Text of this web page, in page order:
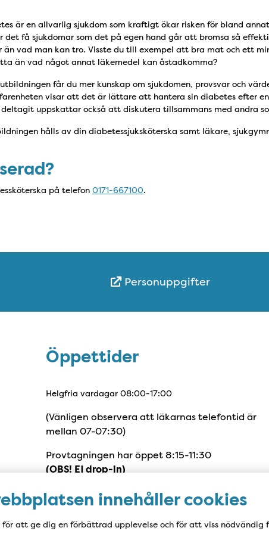
innehåller cookies
för att ge dig en förbättrad upplevelse och för att viss nödvändig
är en allvarlig sjukdom som kraftigt ökar risken för bland
det få sjukdomar som det på egen hand går att bromsa så
än vad man kan tro. Visste du till exempel att bra mat och ett
än vad något annat läkemedel kan åstadkomma?
får du mer kunskap om sjukdomen, provsvar och
visar att det är lättare att hantera sin diabetes efter
deltagit uppskattar också att diskutera tillsammans med andra
hålls av din diabetessjuksköterska samt läkare,
på telefon 0171-667100.
Personuppgifter
Öppettider
Öppettider
Helgfria vardagar 08:00-17:00
(Vänligen observera att läkarnas telefontid är
mellan 07-07:30)
Provtagningen har öppet 8:15-11:30
(OBS! Ej drop-in)